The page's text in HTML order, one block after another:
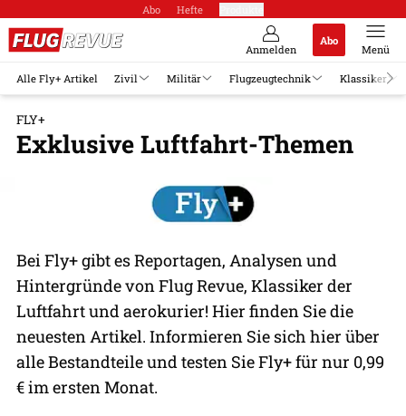
Abo Hefte
Anmelden
Abo
Menü
Alle Fly+ Artikel Zivil Militär Flugzeugtechnik Klassiker
FLY+
Exklusive Luftfahrt-Themen
Bei Fly+ gibt es Reportagen, Analysen und
Hintergründe von Flug Revue, Klassiker der
Luftfahrt und aerokurier! Hier finden Sie die
neuesten Artikel. Informieren Sie sich hier über
alle Bestandteile und testen Sie Fly+ für nur 0,99
€ im ersten Monat.